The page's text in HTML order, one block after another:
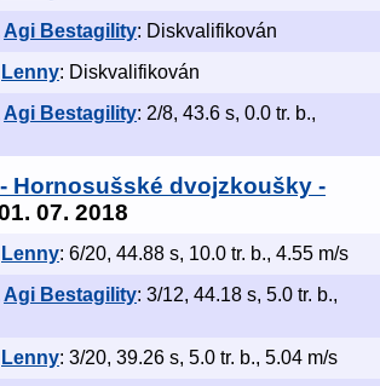
Agi Bestagility: Diskvalifikován
Lenny: Diskvalifikován
Agi Bestagility: 2/8, 43.6 s, 0.0 tr. b.,
Hornosušské dvojzkoušky -
07. 2018
Lenny: 6/20, 44.88 s, 10.0 tr. b., 4.55 m/s
Agi Bestagility: 3/12, 44.18 s, 5.0 tr. b.,
Lenny: 3/20, 39.26 s, 5.0 tr. b., 5.04 m/s